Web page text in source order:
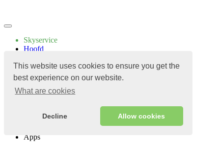
This website uses cookies to ensure you get the
best experience on our website.
What are cookies
Decline Allow cookies
Skyservice
Hoofd
Automatisering
Cafe
Foodtruck
Banketbakkerij
Apps